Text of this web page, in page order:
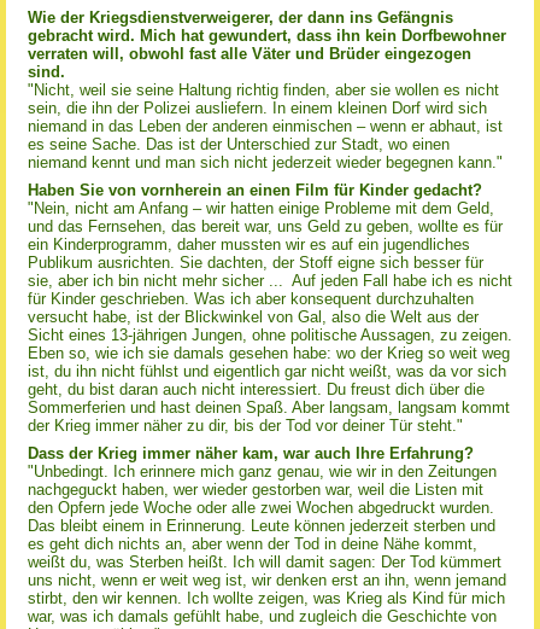
Wie der Kriegsdienstverweigerer, der dann ins Gefängnis
gebracht wird. Mich hat gewundert, dass ihn kein Dorfbewohner
verraten will, obwohl fast alle Väter und Brüder eingezogen
sind.
"Nicht, weil sie seine Haltung richtig finden, aber sie wollen es nicht
sein, die ihn der Polizei ausliefern. In einem kleinen Dorf wird sich
niemand in das Leben der anderen einmischen – wenn er abhaut, ist
es seine Sache. Das ist der Unterschied zur Stadt, wo einen
niemand kennt und man sich nicht jederzeit wieder begegnen kann."
Haben Sie von vornherein an einen Film für Kinder gedacht?
"Nein, nicht am Anfang – wir hatten einige Probleme mit dem Geld,
und das Fernsehen, das bereit war, uns Geld zu geben, wollte es für
ein Kinderprogramm, daher mussten wir es auf ein jugendliches
Publikum ausrichten. Sie dachten, der Stoff eigne sich besser für
sie, aber ich bin nicht mehr sicher ... Auf jeden Fall habe ich es nicht
für Kinder geschrieben. Was ich aber konsequent durchzuhalten
versucht habe, ist der Blickwinkel von Gal, also die Welt aus der
Sicht eines 13-jährigen Jungen, ohne politische Aussagen, zu zeigen.
Eben so, wie ich sie damals gesehen habe: wo der Krieg so weit weg
ist, du ihn nicht fühlst und eigentlich gar nicht weißt, was da vor sich
geht, du bist daran auch nicht interessiert. Du freust dich über die
Sommerferien und hast deinen Spaß. Aber langsam, langsam kommt
der Krieg immer näher zu dir, bis der Tod vor deiner Tür steht."
Dass der Krieg immer näher kam, war auch Ihre Erfahrung?
"Unbedingt. Ich erinnere mich ganz genau, wie wir in den Zeitungen
nachgeguckt haben, wer wieder gestorben war, weil die Listen mit
den Opfern jede Woche oder alle zwei Wochen abgedruckt wurden.
Das bleibt einem in Erinnerung. Leute können jederzeit sterben und
es geht dich nichts an, aber wenn der Tod in deine Nähe kommt,
weißt du, was Sterben heißt. Ich will damit sagen: Der Tod kümmert
uns nicht, wenn er weit weg ist, wir denken erst an ihn, wenn jemand
stirbt, den wir kennen. Ich wollte zeigen, was Krieg als Kind für mich
war, was ich damals gefühlt habe, und zugleich die Geschichte von